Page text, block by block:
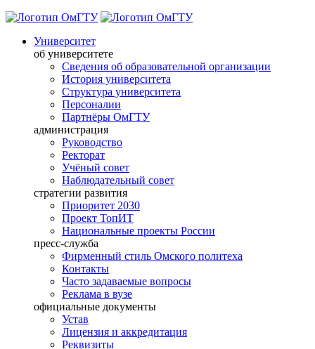
Университет
об университете
Сведения об образовательной организации
История университета
Структура университета
Персоналии
Партнёры ОмГТУ
администрация
Руководство
Ректорат
Учёный совет
Наблюдательный совет
стратегии развития
Приоритет 2030
Проект ТопИТ
Национальные проекты России
пресс-служба
Фирменный стиль Омского политеха
Контакты
Часто задаваемые вопросы
Реклама в вузе
официальные документы
Устав
Лицензия и аккредитация
Реквизиты